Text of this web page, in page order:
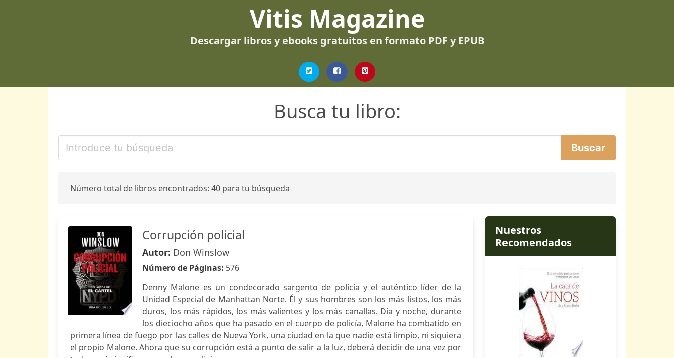
Vitis Magazine
Descargar libros y ebooks gratuitos en formato PDF y EPUB
Busca tu libro:
Número total de libros encontrados: 40 para tu búsqueda
Corrupción policial
Autor: Don Winslow
Número de Páginas: 576
Denny Malone es un condecorado sargento de policía y el auténtico líder de la
Unidad Especial de Manhattan Norte. Él y sus hombres son los más listos, los más
duros, los más rápidos, los más valientes y los más canallas. Día y noche, durante
los dieciocho años que ha pasado en el cuerpo de policía, Malone ha combatido en
primera línea de fuego por las calles de Nueva York, una ciudad en la que nadie está limpio, ni siquiera
el propio Malone. Ahora que su corrupción está a punto de salir a la luz, deberá decidir de una vez por
Nuestros
Recomendados